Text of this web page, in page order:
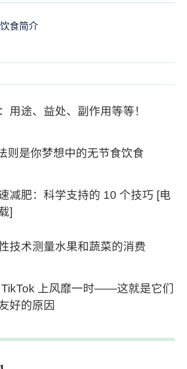
食简介
用途、益处、副作用等等！
则是你梦想中的无节食饮食
减肥：科学支持的 10 个技巧 [电
]
技术测量水果和蔬菜的消费
TikTok 上风靡一时——这就是它们
好的原因